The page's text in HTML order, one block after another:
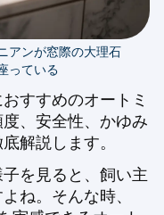
アンが窓際の大理石
っている
すすめのオートミ
、安全性、かゆみ
解説します。
を見ると、飼い主
ね。そんな時、